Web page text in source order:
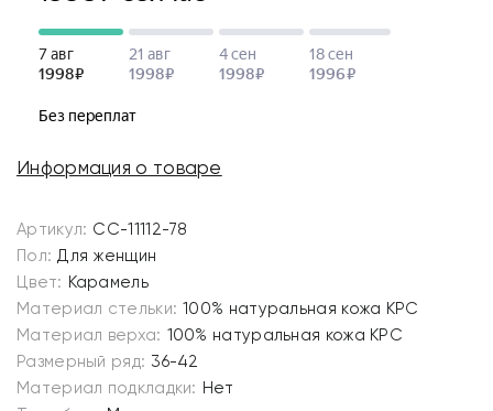
Информация о товаре
Артикул: СС-11112-78
Пол: Для женщин
Цвет: Карамель
Материал стельки: 100% натуральная кожа КРС
Материал верха: 100% натуральная кожа КРС
Размерный ряд: 36-42
Материал подкладки: Нет